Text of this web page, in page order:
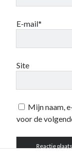
E-mail*
Site
Mijn naam,
voor de